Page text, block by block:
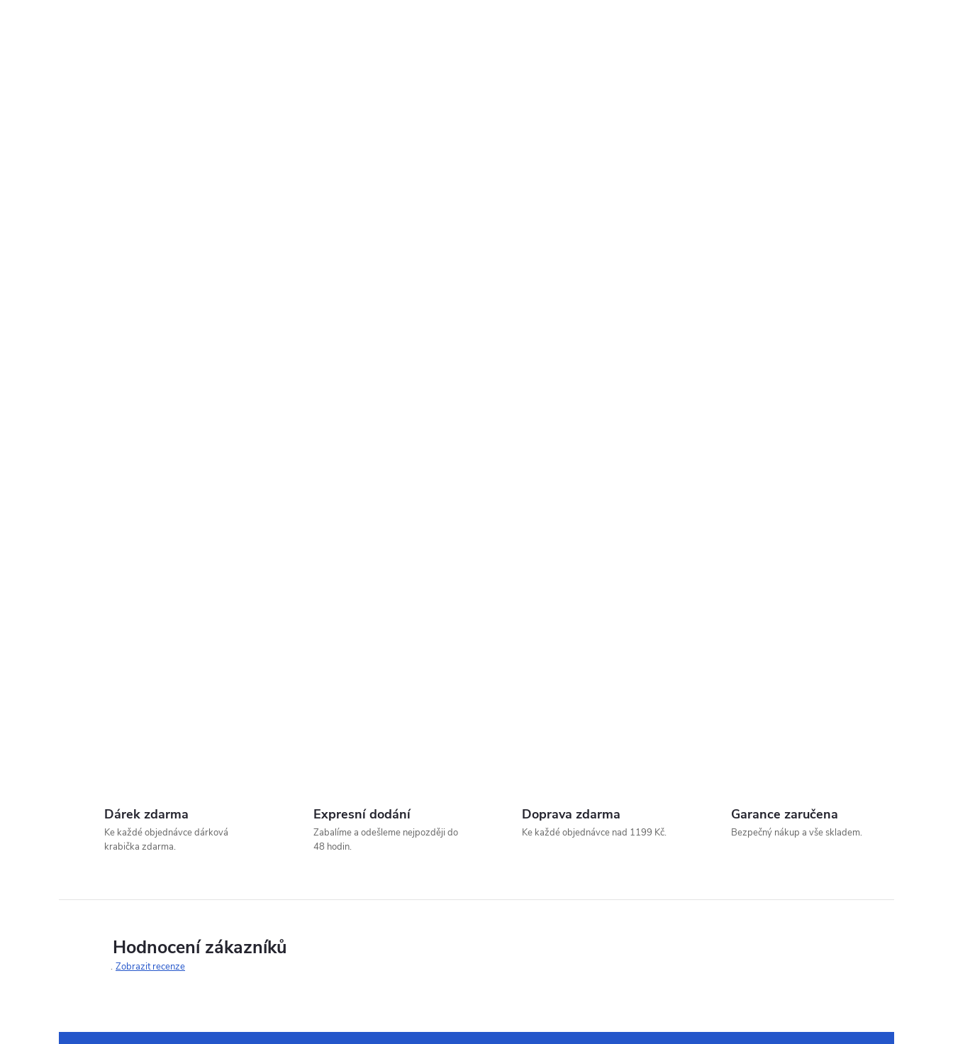
Dárek zdarma
Ke každé objednávce dárková
krabička zdarma.
Expresní dodání
Zabalíme a odešleme nejpozději do
48 hodin.
Doprava zdarma
Ke každé objednávce nad 1199 Kč.
Garance zaručena
Bezpečný nákup a vše skladem.
Hodnocení zákazníků
Zobrazit recenze